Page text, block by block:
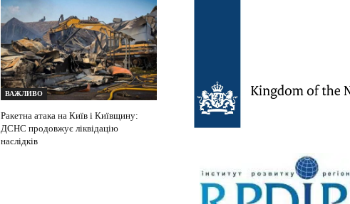
ВАЖЛИВО
Ракетна атака на Київ і Київщину:
ДСНС продовжує ліквідацію
наслідків